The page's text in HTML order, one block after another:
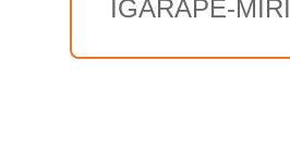
IGARAPÉ-MIRI